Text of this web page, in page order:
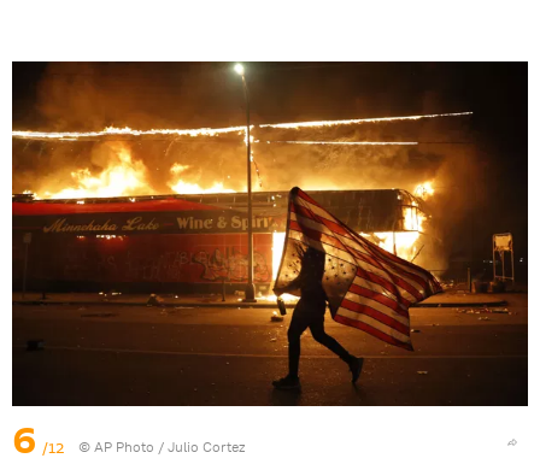
6 /12 © AP Photo / Julio Cortez